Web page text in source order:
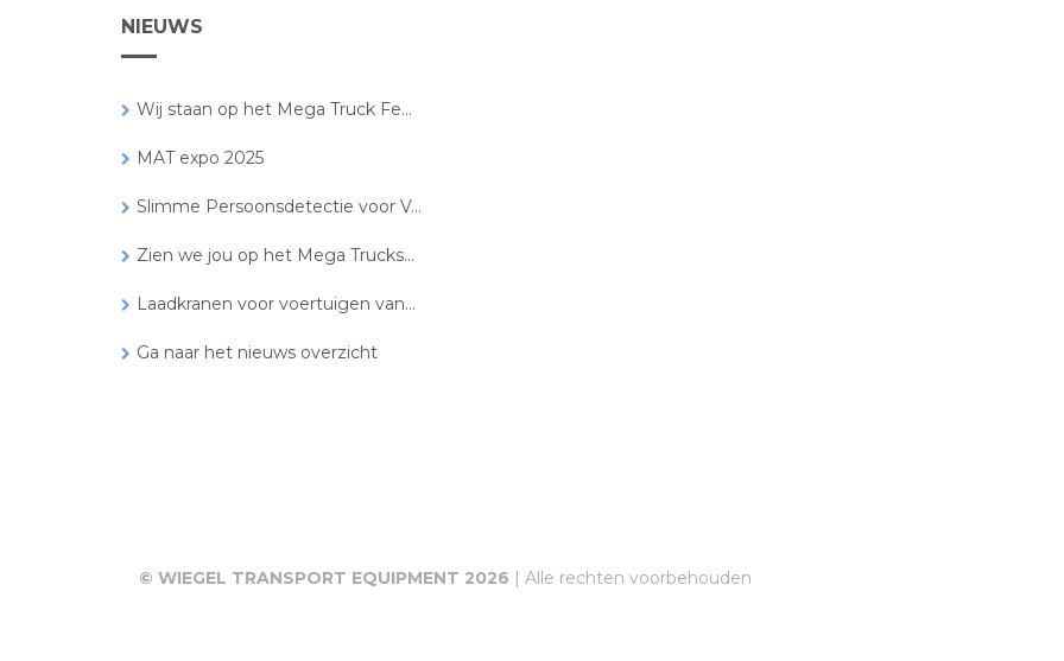
NIEUWS
Wij staan op het Mega Truck Fe...
MAT expo 2025
Slimme Persoonsdetectie voor V...
Zien we jou op het Mega Trucks...
Laadkranen voor voertuigen van...
Ga naar het nieuws overzicht
© WIEGEL TRANSPORT EQUIPMENT 2026 | Alle rechten voorbehouden